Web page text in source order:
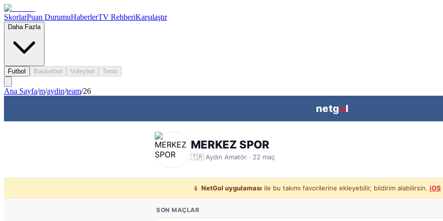
SkorlarPuan DurumuHaberlerTV RehberiKarşılaştır
Daha Fazla
Futbol Basketbol Voleybol Tenis
Ana Sayfa/m/aydin/team/26
netgol
MERKEZ SPOR
🇹🇷 Aydın Amatör · 22 maç
📱 NetGol uygulaması ile bu takımı favorilerine ekleyebilir, bildirim alabilirsin. iOS
SON MAÇLAR